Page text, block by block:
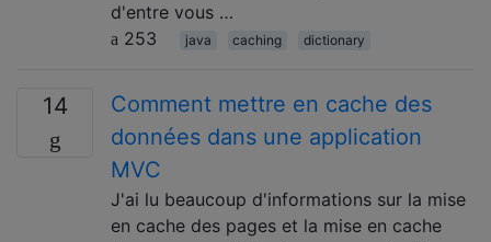
d'entre vous …
253
java caching dictionary
14
Comment mettre en cache des
données dans une application
MVC
J'ai lu beaucoup d'informations sur la mise
en cache des pages et la mise en cache